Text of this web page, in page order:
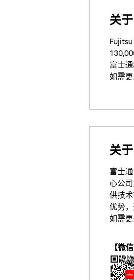
关
富士
如需更
关
富士
心公
供技
优势，
如需更
【微